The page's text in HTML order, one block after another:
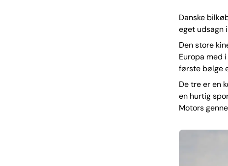
Danske
eget udsagn
Den store
Europa med
første bølge
De tre er en
en hurtig
Motors